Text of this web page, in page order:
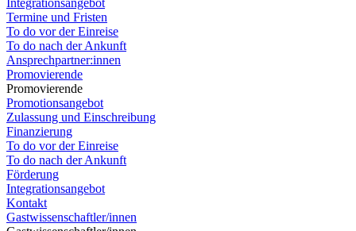
Integrationsangebot
Termine und Fristen
To do vor der Einreise
To do nach der Ankunft
Ansprechpartner:innen
Promovierende
Promovierende
Promotionsangebot
Zulassung und Einschreibung
Finanzierung
To do vor der Einreise
To do nach der Ankunft
Förderung
Integrationsangebot
Kontakt
Gastwissenschaftler/innen